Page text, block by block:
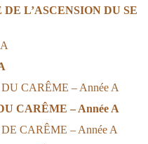
L’ASCENSION DU SE
CARÊME – Année A